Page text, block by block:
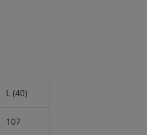
L (40)
107